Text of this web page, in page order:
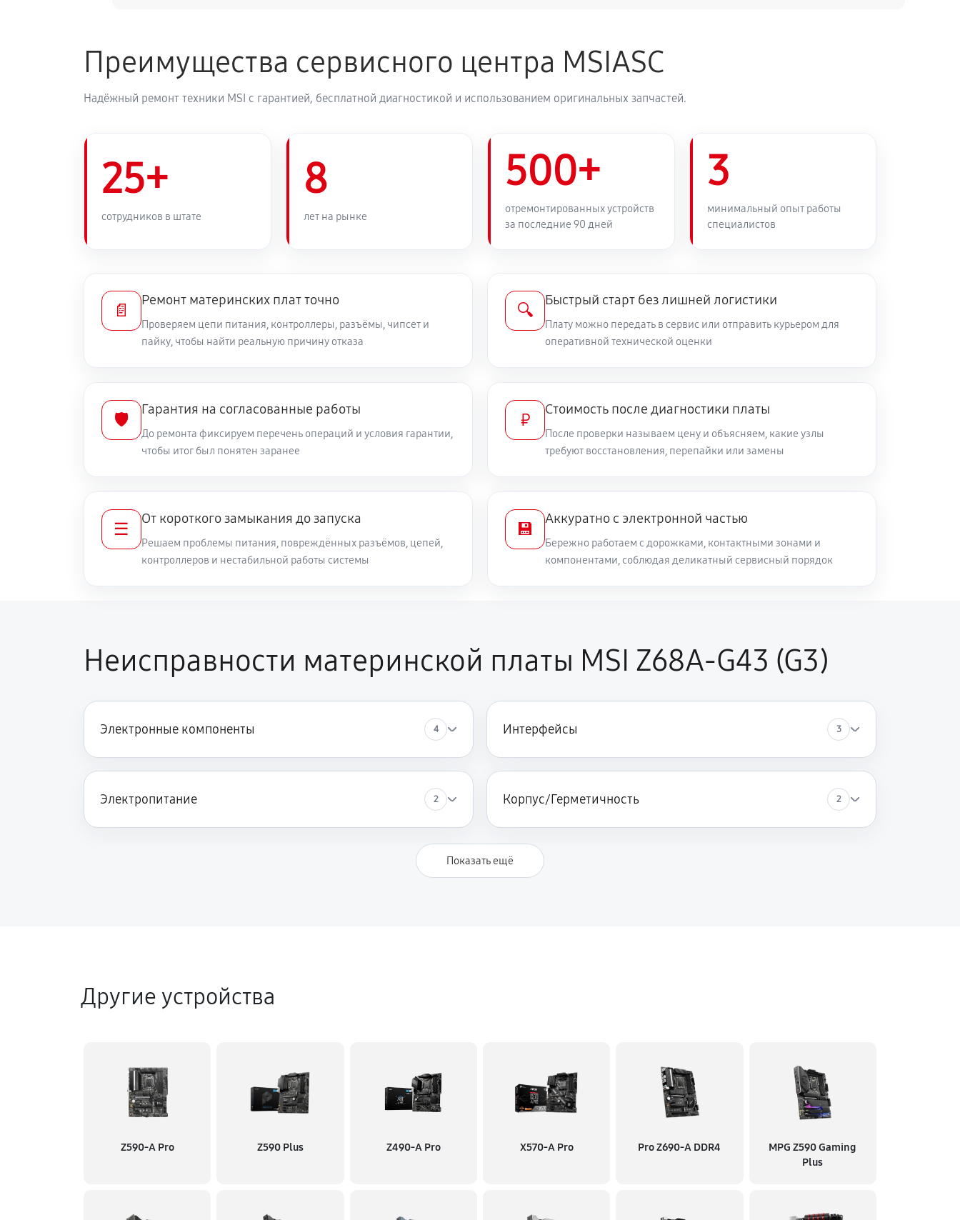
Преимущества сервисного центра MSIASC
Надёжный ремонт техники MSI с гарантией, бесплатной диагностикой и использованием оригинальных запчастей.
25+
сотрудников в штате
8
лет на рынке
500+
отремонтированных устройств
за последние 90 дней
3
минимальный опыт работы
специалистов
📄
Ремонт материнских плат точно
Проверяем цепи питания, контроллеры, разъёмы, чипсет и
пайку, чтобы найти реальную причину отказа
🔍
Быстрый старт без лишней логистики
Плату можно передать в сервис или отправить курьером для
оперативной технической оценки
🛡️
Гарантия на согласованные работы
До ремонта фиксируем перечень операций и условия гарантии,
чтобы итог был понятен заранее
₽
Стоимость после диагностики платы
После проверки называем цену и объясняем, какие узлы
требуют восстановления, перепайки или замены
☰
От короткого замыкания до запуска
Решаем проблемы питания, повреждённых разъёмов, цепей,
контроллеров и нестабильной работы системы
💾
Аккуратно с электронной частью
Бережно работаем с дорожками, контактными зонами и
компонентами, соблюдая деликатный сервисный порядок
Неисправности материнской платы MSI Z68A-G43 (G3)
Электронные компоненты 4 Интерфейсы 3
Электропитание 2 Корпус/Герметичность 2
Показать ещё
Другие устройства
Z590-A Pro Z590 Plus Z490-A Pro X570-A Pro Pro Z690-A DDR4
MPG Z590 Gaming
Plus